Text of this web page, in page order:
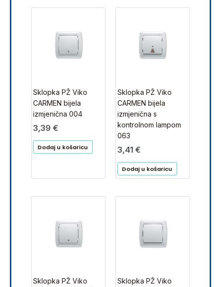
Sklopka PŽ Viko
CARMEN bijela
izmjenična 004
3,39 €
Dodaj u košaricu
Sklopka PŽ Viko
CARMEN bijela
izmjenična s
kontrolnom lampom
063
3,41 €
Dodaj u košaricu
Sklopka PŽ Viko
Sklopka PŽ Viko